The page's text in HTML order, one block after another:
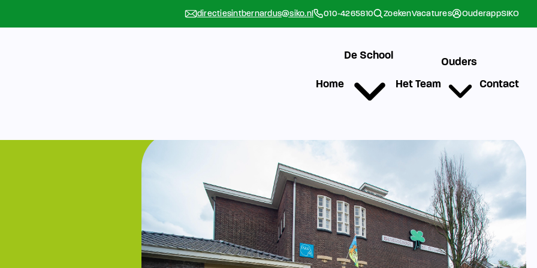
directiesintbernardus@siko.nl 010-4265810 ZoekenVacatures OuderappSIKO
Home
De School
Het Team
Ouders
Contact